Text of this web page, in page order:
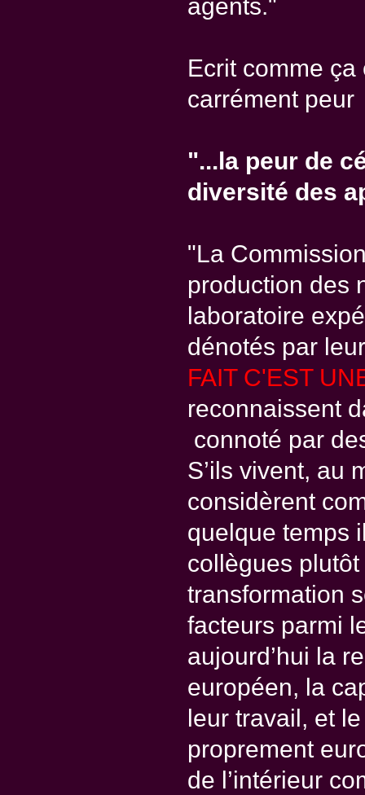
agents."
Ecrit comme
carrément peur
"...la peur de
diversité des
"La
production des
laboratoire
dénotés par
FAIT C'EST
reconnaissent
connoté par
S’ils vivent, au
considèrent
quelque temps
collègues
transformation
facteurs parmi
aujourd’hui la
européen, la
leur travail, et
proprement
de l’intérieur